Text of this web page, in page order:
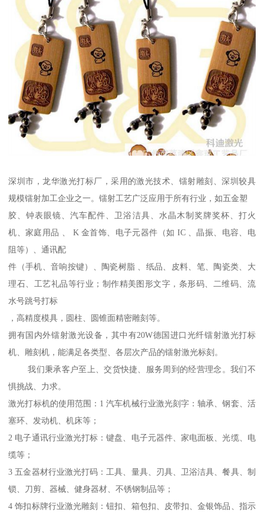
深圳市，龙华激光打标厂，采用的激光技术、镭射雕刻、深圳较具
规模镭射加工企业之一。镭射工艺广泛应用于所有行业，如五金塑
胶、钟表眼镜、汽车配件、卫浴洁具、水晶木制奖牌奖杯、打火
机、家庭用品 、 K 金首饰、电子元器件（如 IC 、晶振、电容、电
阻等）、通讯配
件（手机、音响按键）、陶瓷树脂 、纸品、皮料、笔、陶瓷类、大
理石、工艺礼品等行业；制作精美图形文字，条形码、二维码、流
水号跳号打标
，高精度模具，圆柱、圆锥面精密雕刻等。
拥有国内外镭射激光设备，其中有20W德国进口光纤镭射激光打标
机、雕刻机，能满足各类型、各层次产品的镭射激光标刻。
我们秉承客户至上、交货快捷、服务周到的经营理念。我们不
惧挑战、力求。
激光打标机的使用范围：1 汽车机械行业激光刻字：轴承、钢套、活
塞环、发动机、机床等；
2 电子通讯行业激光打标：键盘、电子元器件、家电面板、光缆、电
缆等；
3 五金器材行业激光打码：工具、量具、刃具、卫浴洁具、餐具、制
锁、刀剪、器械、健身器材、不锈钢制品等；
4 饰扣标牌行业激光雕刻：钮扣、箱包扣、皮带扣、金银饰品、指示